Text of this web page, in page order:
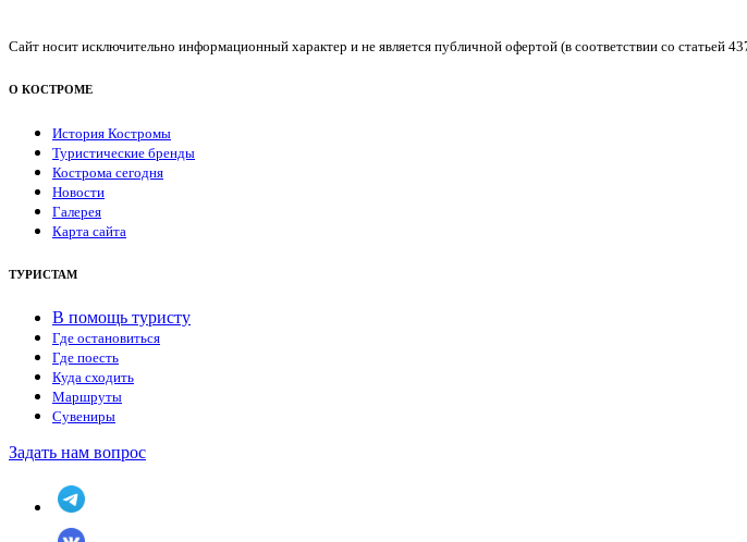
Сайт носит исключительно информационный характер и не является публичной офертой (в соответствии со статьей
О КОСТРОМЕ
История Костромы
Туристические бренды
Кострома сегодня
Новости
Галерея
Карта сайта
ТУРИСТАМ
В помощь туристу
Где остановиться
Где поесть
Куда сходить
Маршруты
Сувениры
Задать нам вопрос